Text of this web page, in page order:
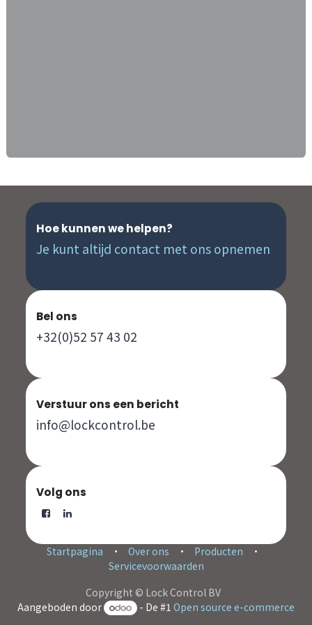
Hoe kunnen we helpen?
Je kunt altijd contact met ons opnemen
Bel ons
+32(0)52 57 43 02
Verstuur ons een bericht
info@lockcontrol.be
Volg ons
Startpagina • Over ons • Producten
•
Servicevoorwaarden
Copyright © Lock Control BV
Aangeboden door
- De #1Open source e-commerce